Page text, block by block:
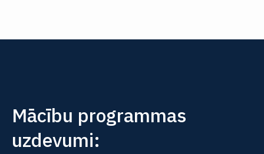
Mācību programmas
uzdevumi: